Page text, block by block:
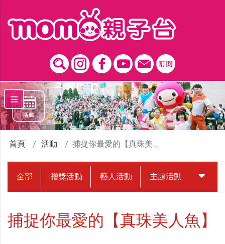
首頁 活動 捕捉你最愛的【真珠美人魚】
全部 贈獎活動 藝人活動 主題活動 中獎名
捕捉你最愛的【真珠美人魚】